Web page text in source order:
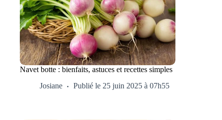
Navet botte : bienfaits, astuces et recettes simples
Josiane
Publié le 25 juin 2025 à 07h55